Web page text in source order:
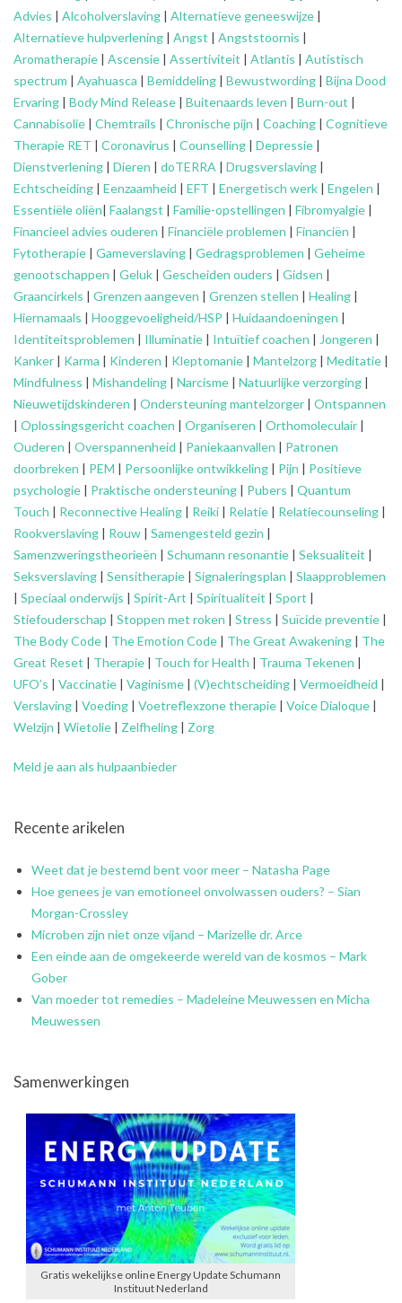
Advies | Alcoholverslaving | Alternatieve geneeswijze |
Alternatieve hulpverlening | Angst | Angststoornis |
Aromatherapie | Ascensie | Assertiviteit | Atlantis | Autistisch
spectrum | Ayahuasca | Bemiddeling | Bewustwording | Bijna Dood
Ervaring | Body Mind Release | Buitenaards leven | Burn-out |
Cannabisolie | Chemtrails | Chronische pijn | Coaching | Cognitieve
Therapie RET | Coronavirus | Counselling | Depressie |
Dienstverlening | Dieren | doTERRA | Drugsverslaving |
Echtscheiding | Eenzaamheid | EFT | Energetisch werk | Engelen |
Essentiële oliën| Faalangst | Familie-opstellingen | Fibromyalgie |
Financieel advies ouderen | Financiële problemen | Financiën |
Fytotherapie | Gameverslaving | Gedragsproblemen | Geheime
genootschappen | Geluk | Gescheiden ouders | Gidsen |
Graancirkels | Grenzen aangeven | Grenzen stellen | Healing |
Hiernamaals | Hooggevoeligheid/HSP | Huidaandoeningen |
Identiteitsproblemen | Illuminatie | Intuïtief coachen | Jongeren |
Kanker | Karma | Kinderen | Kleptomanie | Mantelzorg | Meditatie |
Mindfulness | Mishandeling | Narcisme | Natuurlijke verzorging |
Nieuwetijdskinderen | Ondersteuningmantelzorger | Ontspannen
| Oplossingsgericht coachen | Organiseren | Orthomoleculair |
Ouderen | Overspannenheid | Paniekaanvallen | Patronen
doorbreken | PEM | Persoonlijke ontwikkeling | Pijn | Positieve
psychologie | Praktische ondersteuning | Pubers | Quantum
Touch | Reconnective Healing | Reiki | Relatie | Relatiecounseling |
Rookverslaving | Rouw | Samengesteld gezin |
Samenzweringstheorieën | Schumann resonantie | Seksualiteit |
Seksverslaving | Sensitherapie | Signaleringsplan | Slaapproblemen
| Speciaal onderwijs | Spirit-Art | Spiritualiteit | Sport |
Stiefouderschap | Stoppen met roken | Stress | Suïcide preventie |
The Body Code | The Emotion Code | The Great Awakening | The
Great Reset | Therapie | Touch for Health | Trauma Tekenen |
UFO’s | Vaccinatie | Vaginisme | (V)echtscheiding | Vermoeidheid |
Verslaving | Voeding | Voetreflexzone therapie | Voice Dialoque |
Welzijn | Wietolie | Zelfheling | Zorg
Meld je aan als hulpaanbieder
Recente arikelen
Weet dat je bestemd bent voor meer – Natasha Page
Hoe genees je van emotioneel onvolwassen ouders? – Sian
Morgan-Crossley
Microben zijn niet onze vijand – Marizelle dr. Arce
Een einde aan de omgekeerde wereld van de kosmos – Mark
Gober
Van moeder tot remedies – Madeleine Meuwessen en Micha
Meuwessen
Samenwerkingen
Gratis wekelijkse online Energy Update Schumann
Instituut Nederland